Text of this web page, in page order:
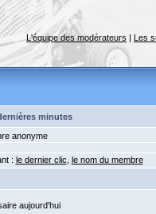
L'équipe des modérateurs | Les
minutes
anonyme
: le dernier clic le nom du membre
aujourd'hui